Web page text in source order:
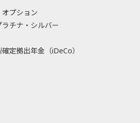
プション
ラチナ・シルバー
定拠出年金（iDeCo）